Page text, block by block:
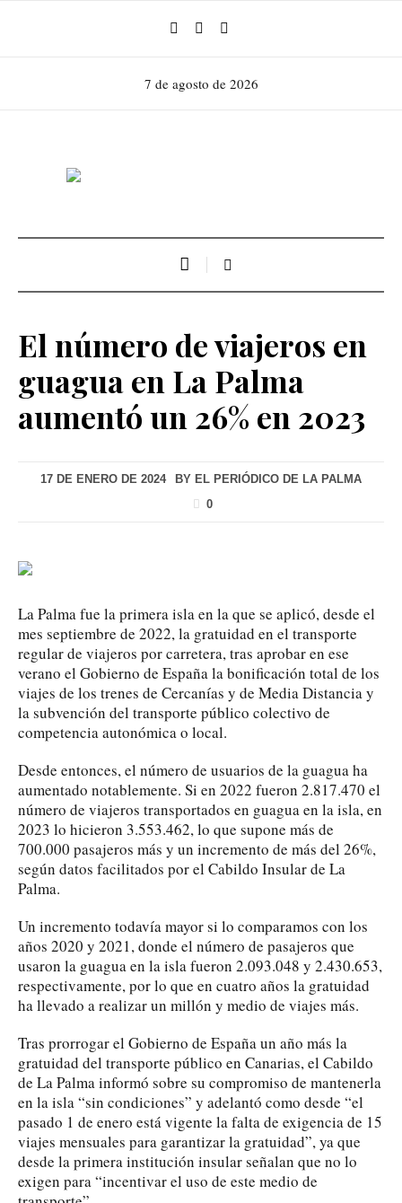
7 de agosto de 2026
El número de viajeros en
guagua en La Palma
aumentó un 26% en 2023
17 DE ENERO DE 2024 BY EL PERIÓDICO DE LA PALMA
0
La Palma fue la primera isla en la que se aplicó, desde el
mes septiembre de 2022, la gratuidad en el transporte
regular de viajeros por carretera, tras aprobar en ese
verano el Gobierno de España la bonificación total de los
viajes de los trenes de Cercanías y de Media Distancia y
la subvención del transporte público colectivo de
competencia autonómica o local.
Desde entonces, el número de usuarios de la guagua ha
aumentado notablemente. Si en 2022 fueron 2.817.470 el
número de viajeros transportados en guagua en la isla, en
2023 lo hicieron 3.553.462, lo que supone más de
700.000 pasajeros más y un incremento de más del 26%,
según datos facilitados por el Cabildo Insular de La
Palma.
Un incremento todavía mayor si lo comparamos con los
años 2020 y 2021, donde el número de pasajeros que
usaron la guagua en la isla fueron 2.093.048 y 2.430.653,
respectivamente, por lo que en cuatro años la gratuidad
ha llevado a realizar un millón y medio de viajes más.
Tras prorrogar el Gobierno de España un año más la
gratuidad del transporte público en Canarias, el Cabildo
de La Palma informó sobre su compromiso de mantenerla
en la isla “sin condiciones” y adelantó como desde “el
pasado 1 de enero está vigente la falta de exigencia de 15
viajes mensuales para garantizar la gratuidad”, ya que
desde la primera institución insular señalan que no lo
exigen para “incentivar el uso de este medio de